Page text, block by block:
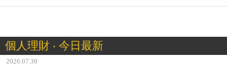
個人理財 ‧ 今日最新
2026.07.30